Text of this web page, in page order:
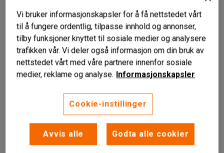
Vi bruker informasjonskapsler for å få nettstedet vårt
til å fungere ordentlig, tilpasse innhold og annonser,
tilby funksjoner knyttet til sosiale medier og analysere
trafikken vår. Vi deler også informasjon om din bruk av
nettstedet vårt med våre partnere innenfor sosiale
medier, reklame og analyse. Informasjonskapsler
Cookie-instillinger
Avvis alle Godta alle cookier